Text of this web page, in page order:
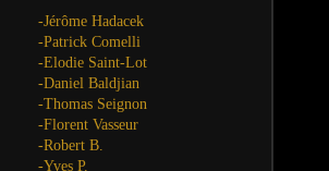
-Jérôme Hadacek
-Patrick Comelli
-Elodie Saint-Lot
-Daniel Baldjian
-Thomas Seignon
-Florent Vasseur
-Robert B.
-Yves P.